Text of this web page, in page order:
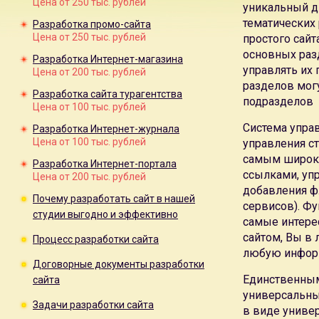
системы управления для сайта
универсальные системы управления CMS
разработка веб-сайтов в Москве
студии веб-дизайна
предложение создания веб-сайта.
Возможноразработка веб-сайта в кредит
на срок 12
Предлагаемуслуги создания веб-сайтов
в любой
разработка веб-сайта-визитки
разработка веб-сайта
магазина
, разработка
разработка
дизайна
Специальные предложения создания веб-сайта:
разработка веб-сайта туристической компании фирмы,
недвижимости
, разработка рекламного веб-сайта, промо-
Наша цена создания веб-сайтапозволяет окупить
Самое серьезное внимание мы уделаем созданию веб-
Мы создаем веб-сайты только на уникальном дизайне.
Независимо от условий договора создания веб-сайта,
сайта не будет удовлетворять заказчика.
Специальное разработка
системы управления для веб-
Мы рекомендуемтехническую поддержку веб-сайта
Разработка промо-сайта
Цена от 250 тыс. рублей
Разработка Интернет-магазина
Цена от 200 тыс. рублей
Разработка сайта турагентства
Цена от 100 тыс. рублей
Разработка Интернет-журнала
Цена от 100 тыс. рублей
Разработка Интернет-портала
Цена от 200 тыс. рублей
Почему разработать сайт в нашей
студии выгодно и эффективно
Процесс разработки сайта
Договорные документы разработки
сайта
Задачи разработки сайта
уникальный
простого
основных
управлять
разделов
подразделов
Система
управления
самым
ссылками,
добавления
сервисов).
самые
сайтом, Вы в
любую
в виде